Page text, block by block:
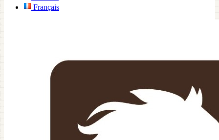
Français